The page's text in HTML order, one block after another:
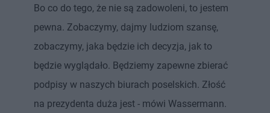
Bo co do tego, że nie są zadowoleni, to jestem
pewna. Zobaczymy, dajmy ludziom szansę,
zobaczymy, jaka będzie ich decyzja, jak to
będzie wyglądało. Będziemy zapewne zbierać
podpisy w naszych biurach poselskich. Złość
na prezydenta duża jest - mówi Wassermann.